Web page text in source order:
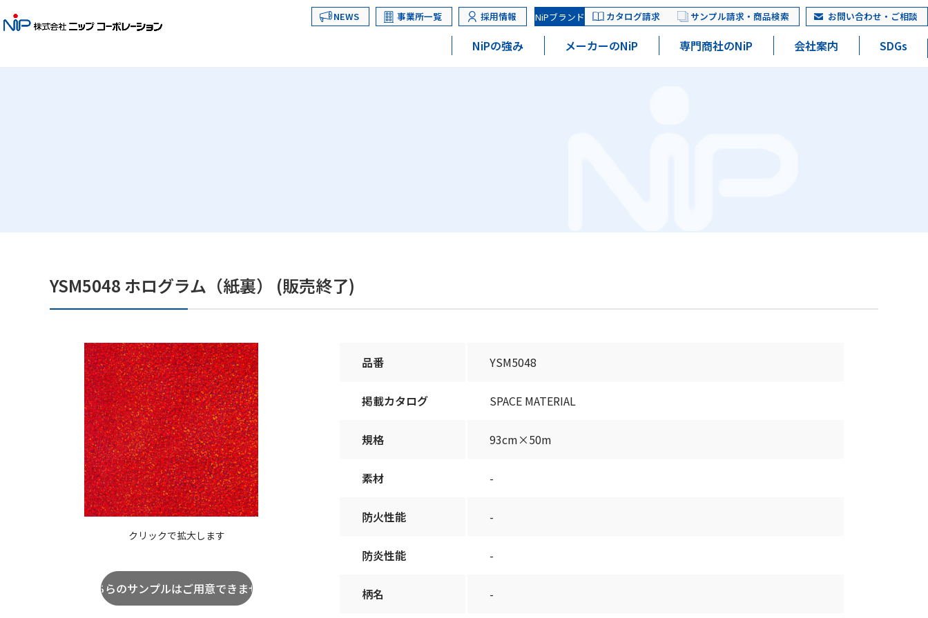
NEWS 事業所一覧 採用情報 NiPブランド カタログ請求 サンプル請求・商品検索 お問い合わせ・ご相談
NiPの強み メーカーのNiP 専門商社のNiP 会社案内 SDGs
YSM5048 ホログラム（紙裏） (販売終了)
クリックで拡大します
品番 YSM5048
掲載カタログ SPACE MATERIAL
規格 93cm×50m
素材 -
防火性能 -
防炎性能 -
柄名 -